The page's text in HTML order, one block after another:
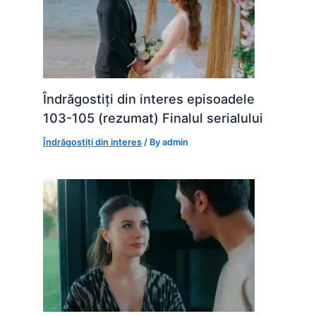
Îndrăgostiți din interes episoadele
103-105 (rezumat) Finalul serialului
Îndrăgostiți din interes / Byadmin